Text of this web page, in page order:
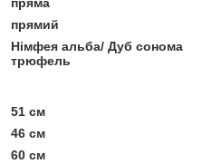
пряма
прямий
Німфея альба/ Дуб сонома
трюфель
51 см
46 см
60 см